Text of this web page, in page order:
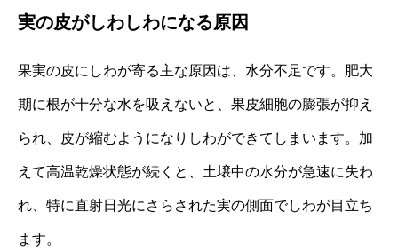
実の皮がしわしわになる原因
果実の皮にしわが寄る主な原因は、水分不足です。肥大
期に根が十分な水を吸えないと、果皮細胞の膨張が抑え
られ、皮が縮むようになりしわができてしまいます。加
えて高温乾燥状態が続くと、土壌中の水分が急速に失わ
れ、特に直射日光にさらされた実の側面でしわが目立ち
ます。